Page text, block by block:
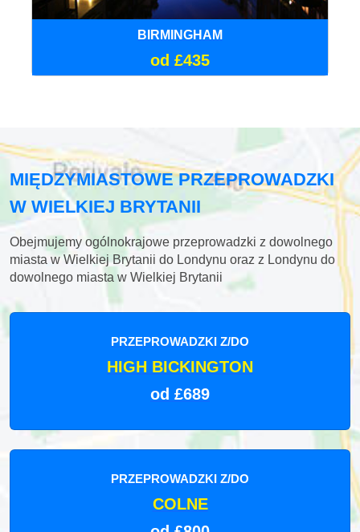
BIRMINGHAM
od £435
MIĘDZYMIASTOWE PRZEPROWADZKI
W WIELKIEJ BRYTANII
Obejmujemy ogólnokrajowe przeprowadzki z dowolnego
miasta w Wielkiej Brytanii do Londynu oraz z Londynu do
dowolnego miasta w Wielkiej Brytanii
PRZEPROWADZKI Z/DO
HIGH BICKINGTON
od £689
PRZEPROWADZKI Z/DO
COLNE